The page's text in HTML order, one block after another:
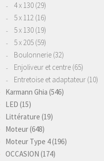
4 x 130 (29)
5 x 112 (16)
5 x 130 (19)
5 x 205 (59)
Boulonnerie (32)
Enjoliveur et centre (65)
Entretoise et adaptateur (10)
Karmann Ghia (546)
LED (15)
Littérature (19)
Moteur(648)
Moteur Type 4(196)
OCCASION (174)